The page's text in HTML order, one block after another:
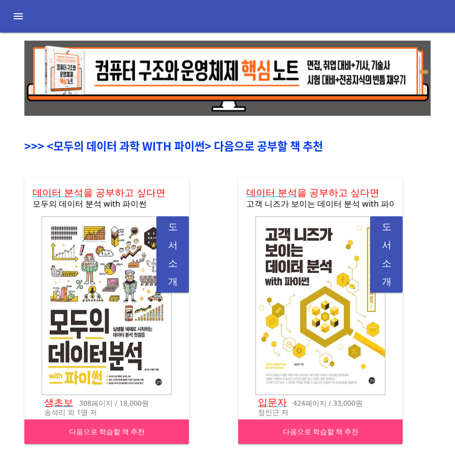

Previous Next
<모두의 데이터 과학 WITH 파이썬> 다음으로 공부할 책 추천
데이터 분석을 공부하고 싶다면
모두의 데이터 분석 with 파이썬
도
서
소
개
생초보
308페이지 / 18,000원
송석리 외 1명 저
다음으로 학습할 책 추천
데이터 분석을 공부하고 싶다면
고객 니즈가 보이는 데이터 분석 with 파이썬
도
서
소
개
입문자
424페이지 / 33,000원
정인근 저
다음으로 학습할 책 추천